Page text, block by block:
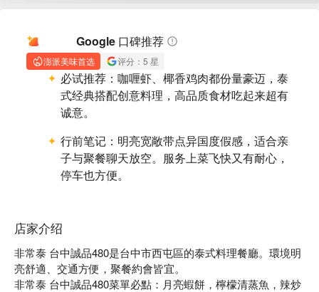
Google 口碑推荐
澎派美味首选 评分：5 星
必试推荐： 咖喱虾、椰香鸡肉都份量豪迈，泰
式经典搭配创意料理，高品质食材吃起来超有
诚意。
行前笔记： 明亮宽敞带点异国度假感，适合亲
子与聚餐聊天放空。服务上菜飞快又有耐心，
停车也方便。
店家介绍
非常泰 台中誠品480是台中市西屯區的泰式料理餐廳。環境明
亮舒適、交通方便，聚餐約會皆宜。
非常泰 台中誠品480菜單必點：月亮蝦餅，檸檬清蒸魚，辣炒